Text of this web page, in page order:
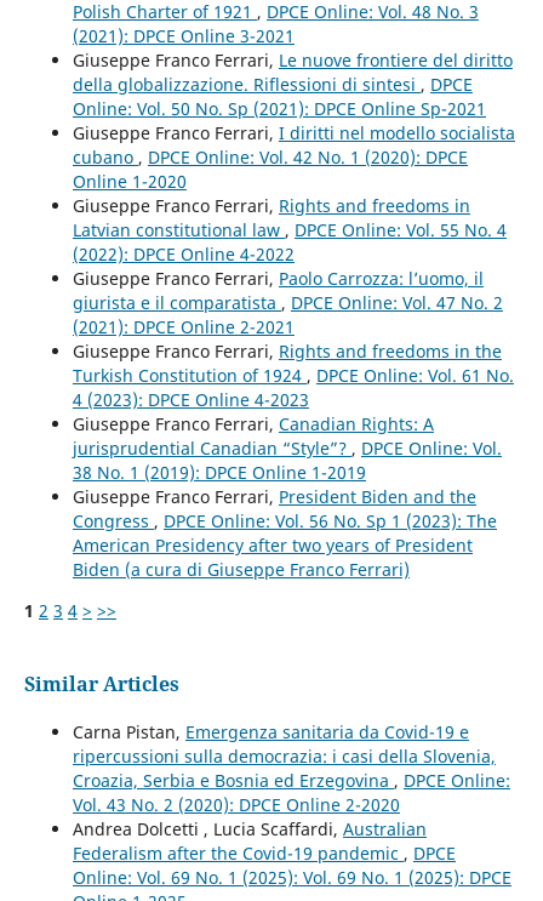
Polish Charter of 1921 , DPCE Online: Vol. 48 No. 3
(2021): DPCE Online 3-2021
Giuseppe Franco Ferrari, Le nuove frontiere del diritto
della globalizzazione. Riflessioni di sintesi , DPCE
Online: Vol. 50 No. Sp (2021): DPCE Online Sp-2021
Giuseppe Franco Ferrari, I diritti nel modello socialista
cubano , DPCE Online: Vol. 42 No. 1 (2020): DPCE
Online 1-2020
Giuseppe Franco Ferrari, Rights and freedoms in
Latvian constitutional law , DPCE Online: Vol. 55 No. 4
(2022): DPCE Online 4-2022
Giuseppe Franco Ferrari, Paolo Carrozza: l’uomo, il
giurista e il comparatista , DPCE Online: Vol. 47 No. 2
(2021): DPCE Online 2-2021
Giuseppe Franco Ferrari, Rights and freedoms in the
Turkish Constitution of 1924 , DPCE Online: Vol. 61 No.
4 (2023): DPCE Online 4-2023
Giuseppe Franco Ferrari, Canadian Rights: A
jurisprudential Canadian “Style”? , DPCE Online: Vol.
38 No. 1 (2019): DPCE Online 1-2019
Giuseppe Franco Ferrari, President Biden and the
Congress , DPCE Online: Vol. 56 No. Sp 1 (2023): The
American Presidency after two years of President
Biden (a cura di Giuseppe Franco Ferrari)
1 2 3 4 > >>
Similar Articles
Carna Pistan, Emergenza sanitaria da Covid-19 e
ripercussioni sulla democrazia: i casi della Slovenia,
Croazia, Serbia e Bosnia ed Erzegovina , DPCE Online:
Vol. 43 No. 2 (2020): DPCE Online 2-2020
Andrea Dolcetti , Lucia Scaffardi, Australian
Federalism after the Covid-19 pandemic , DPCE
Online: Vol. 69 No. 1 (2025): Vol. 69 No. 1 (2025): DPCE